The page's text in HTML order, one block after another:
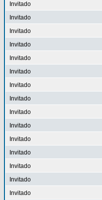
Invitado
Invitado
Invitado
Invitado
Invitado
Invitado
Invitado
Invitado
Invitado
Invitado
Invitado
Invitado
Invitado
Invitado
Invitado